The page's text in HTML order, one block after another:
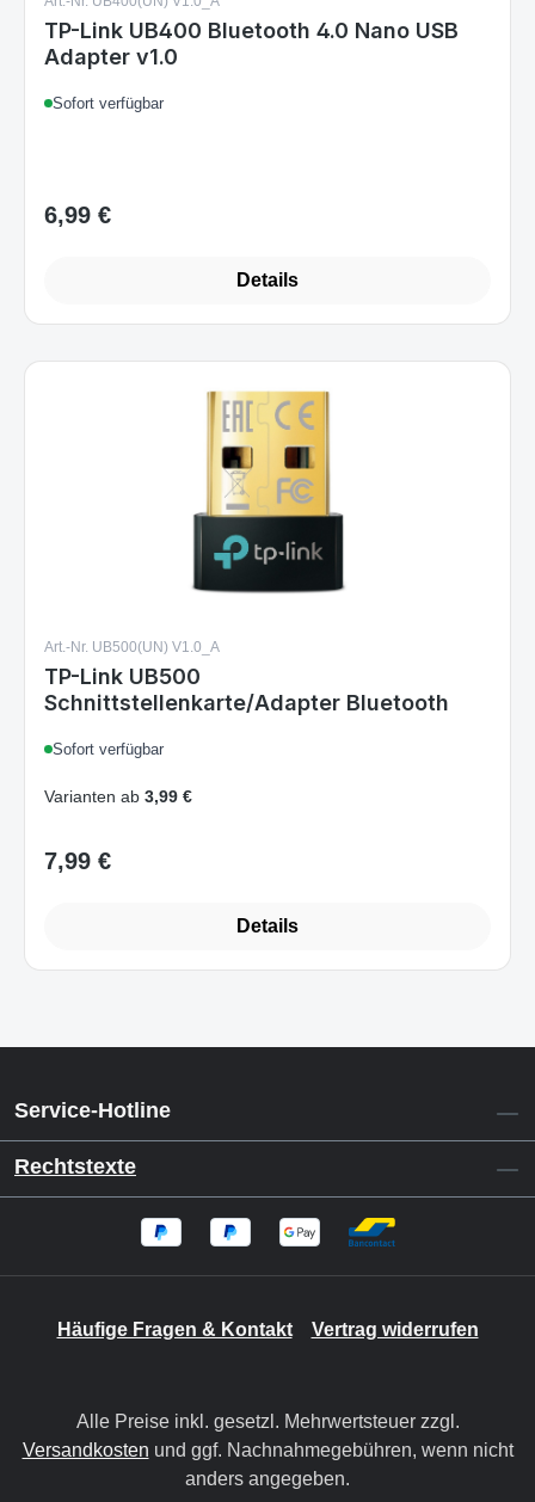
TP-Link UB400 Bluetooth 4.0 Nano USB
Adapter v1.0
Sofort verfügbar
Regulärer Preis:
6,99 €
Details
Art.-Nr. UB500(UN) V1.0_A
TP-Link UB500
Schnittstellenkarte/Adapter Bluetooth
Sofort verfügbar
Varianten ab 3,99 €
Regulärer Preis:
7,99 €
Details
Service-Hotline
Rechtstexte
Häufige Fragen & Kontakt Vertrag widerrufen
Alle Preise inkl. gesetzl. Mehrwertsteuer zzgl.
Versandkosten und ggf. Nachnahmegebühren, wenn nicht
anders angegeben.